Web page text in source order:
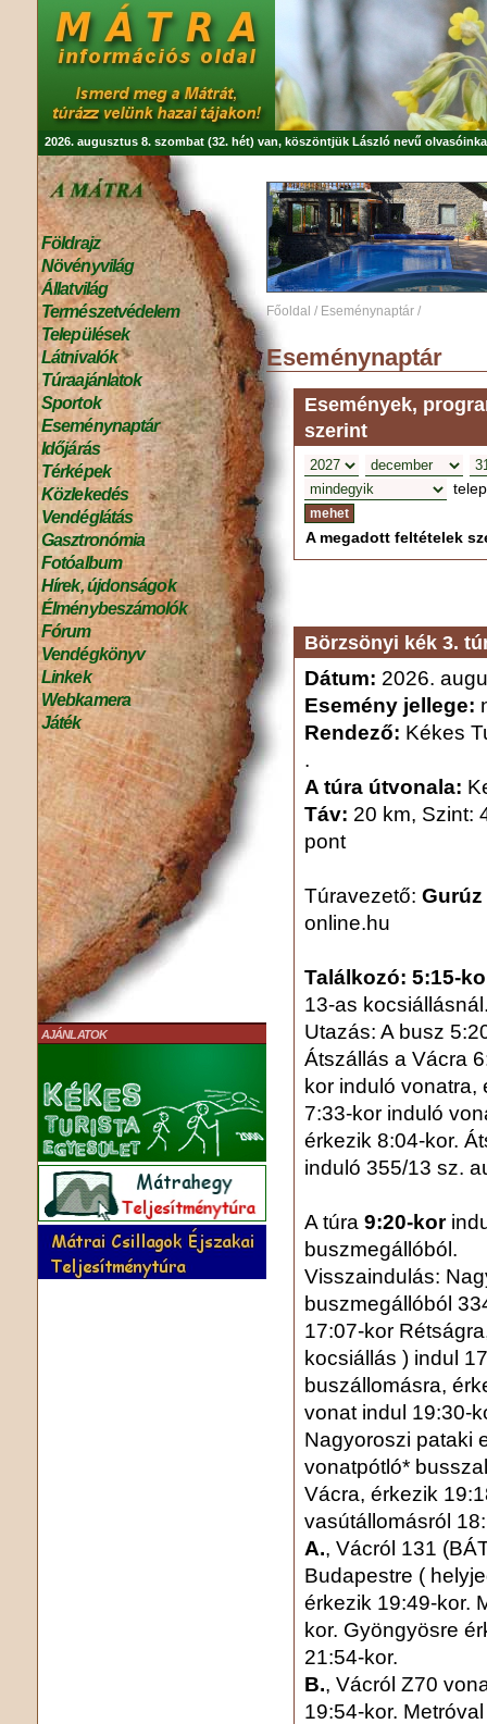
2026. augusztus 8. szombat (32. hét) van, köszöntjük László nevű
Földrajz
Növényvilág
Állatvilág
Természetvédelem
Települések
Látnivalók
Túraajánlatok
Sportok
Eseménynaptár
Időjárás
Térképek
Közlekedés
Vendéglátás
Gasztronómia
Fotóalbum
Hírek, újdonságok
Élménybeszámolók
Fórum
Vendégkönyv
Linkek
Webkamera
Játék
AJÁNLATOK
Főoldal / Eseménynaptár /
Eseménynaptár
Események,
szerint
A megadott feltételek
Börzsönyi kék 3.
Dátum: 2026.
Esemény jellege:
Rendező: Kékes
.
A túra útvonala:
Táv: 20 km, Szint:
pont
Túravezető:
online.hu
Találkozó: 5:15-
13-as
Utazás: A busz
Átszállás a Vácra
kor induló vonatra,
7:33-kor induló
érkezik 8:04-kor.
induló 355/13 sz.
A túra 9:20-kor
buszmegállóból.
Visszaindulás:
buszmegállóból
17:07-kor
kocsiállás ) indul
buszállomásra,
vonat indul 19:30-
Nagyoroszi pataki
vonatpótló*
Vácra, érkezik
vasútállomásról
A., Vácról 131
Budapestre (
érkezik 19:49-kor.
kor. Gyöngyösre
21:54-kor.
B., Vácról Z70
19:54-kor.